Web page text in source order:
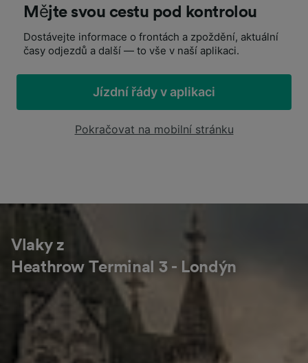
Mějte svou cestu pod kontrolou
Dostávejte informace o frontách a zpoždění, aktuální
časy odjezdů a další — to vše v naší aplikaci.
Jízdní řády v aplikaci
Pokračovat na mobilní stránku
Vlaky z
Heathrow Terminal 3 - Londýn